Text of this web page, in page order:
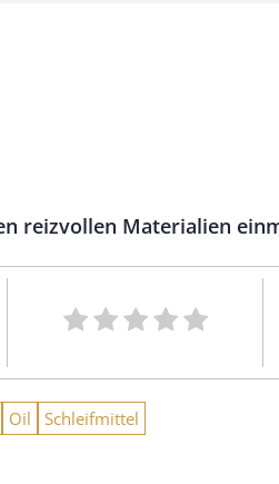
reizvollen Materialien
Oil Schleifmittel